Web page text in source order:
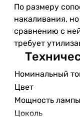
По размеру
накаливания,
сравнению с
требует
Номинальный
Цвет
Мощность лампы
Цоколь